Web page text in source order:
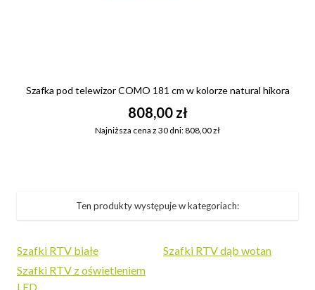
Szafka pod telewizor COMO 181 cm w kolorze natural hikora
808,00 zł
Najniższa cena z 30 dni: 808,00 zł
Ten produkty występuje w kategoriach:
Szafki RTV białe
Szafki RTV dąb wotan
Szafki RTV z oświetleniem
LED